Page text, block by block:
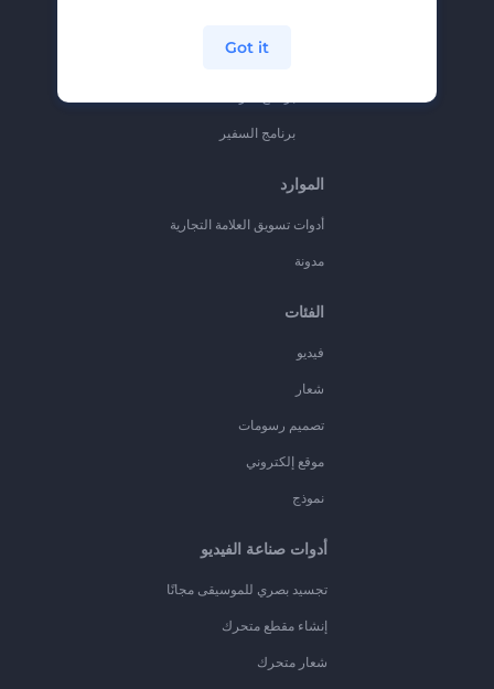
برنامج السفير
الموارد
أدوات تسويق العلامة التجارية
مدونة
الفئات
فيديو
شعار
تصميم رسومات
موقع إلكتروني
نموذج
أدوات صناعة الفيديو
تجسيد بصري للموسيقى مجانًا
إنشاء مقطع متحرك
شعار متحرك
Got it